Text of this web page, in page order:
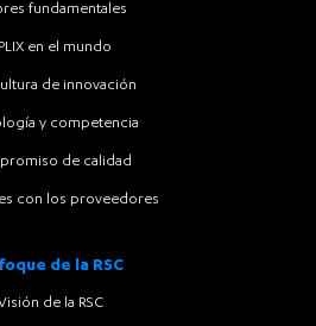
fundamentales
en el mundo
de innovación
y competencia
de calidad
con los proveedores
de la RSC
de la RSC